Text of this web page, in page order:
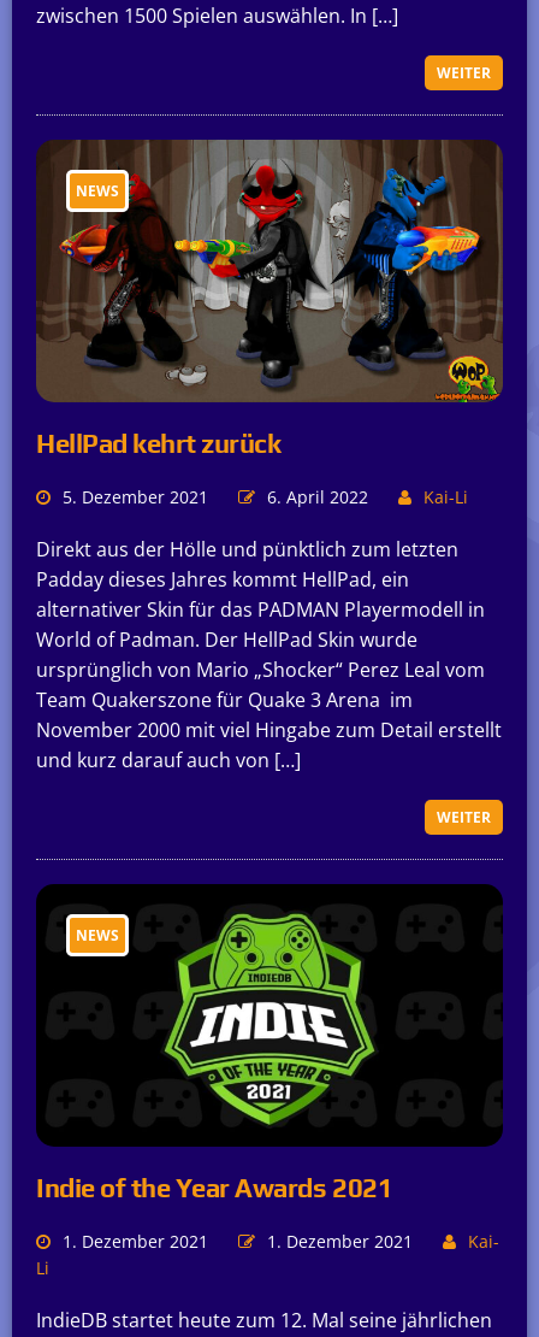
zwischen 1500 Spielen auswählen. In […]
WEITER
NEWS
HellPad kehrt zurück
5. Dezember 2021 6. April 2022 Kai-Li
Direkt aus der Hölle und pünktlich zum letzten
Padday dieses Jahres kommt HellPad, ein
alternativer Skin für das PADMAN Playermodell in
World of Padman. Der HellPad Skin wurde
ursprünglich von Mario „Shocker“ Perez Leal vom
Team Quakerszone für Quake 3 Arena im
November 2000 mit viel Hingabe zum Detail erstellt
und kurz darauf auch von […]
WEITER
NEWS
Indie of the Year Awards 2021
1. Dezember 2021 1. Dezember 2021
Kai-
Li
IndieDB startet heute zum 12. Mal seine jährlichen